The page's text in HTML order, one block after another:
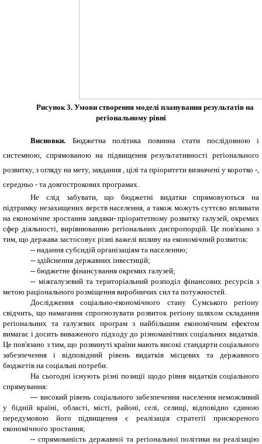
Рисунок 3. Умови створення моделі планування результатів на
регіональному рівні
Висновки. Бюджетна політика повинна стати послідовною і
системною, спрямованою на підвищення результативності регіонального
розвитку, з огляду на мету, завдання , цілі та пріоритети визначені у коротко -,
середньо - та довгострокових програмах.
Не слід забувати, що бюджетні видатки спрямовуються на
підтримку незахищених верств населення, а також можуть суттєво впливати
на економічне зростання завдяки- пріоритетному розвитку галузей, окремих
сфер діяльності, вирівнюванню регіональних диспропорцій. Це пов'язано з
тим, що держава застосовує різні важелі впливу на економічний розвиток:
--надання субсидій організаціям та населенню;
--здійснення державних інвестицій;
--бюджетне фінансування окремих галузей;
-- міжгалузевий та територіальний розподіл фінансових ресурсів з
метою раціонального розміщення виробничих сил та потужностей.
Дослідження соціально-економічного стану Сумського регіону
свідчить, що намагання спрогнозувати розвиток регіону шляхом складання
регіональних та галузевих програм з найбільшим економічним ефектом
вимагає і досить виваженого підходу до різноманітних соціальних видатків.
Це пов'язано з тим, що розвинуті країни мають високі стандарти соціального
забезпечення і відповідний рівень видатків місцевих та державного
бюджетів на соціальні потреби.
На сьогодні існують різні позиції щодо рівня видатків соціального
спрямування:
--- високий рівень соціального забезпечення населення неможливий
у бідній країні, області, місті, районі, селі, селищі, відповідно єдиною
передумовою його підвищення є реалізація стратегії прискореного
економічного зростання;
--спрямованість державної та регіональної політики на реалізацію